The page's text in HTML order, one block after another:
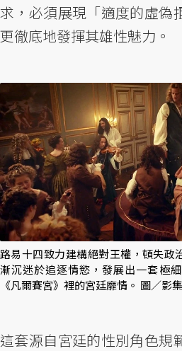
求，必須展現「適度的虛偽
更徹底地發揮其雄性魅力。
路易十四致力建構絕對王權，頓失政
漸沉迷於追逐情慾，發展出一套極
《凡爾賽宮》裡的宮廷靡情。 圖／影
這套源自宮廷的性別角色規